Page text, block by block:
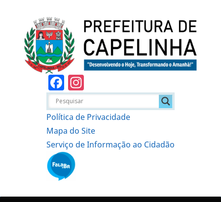
Facebook
Política de Privacidade
Mapa do Site
Serviço de Informação ao Cidadão